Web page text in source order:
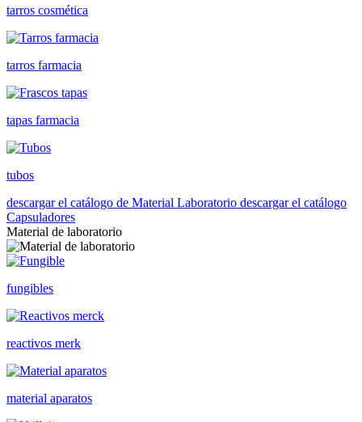
tarros cosmética
tarros farmacia
tapas farmacia
tubos
descargar el catálogo de Material Laboratorio descargar el catálogo
Capsuladores
Material de laboratorio
fungibles
reactivos merk
material aparatos